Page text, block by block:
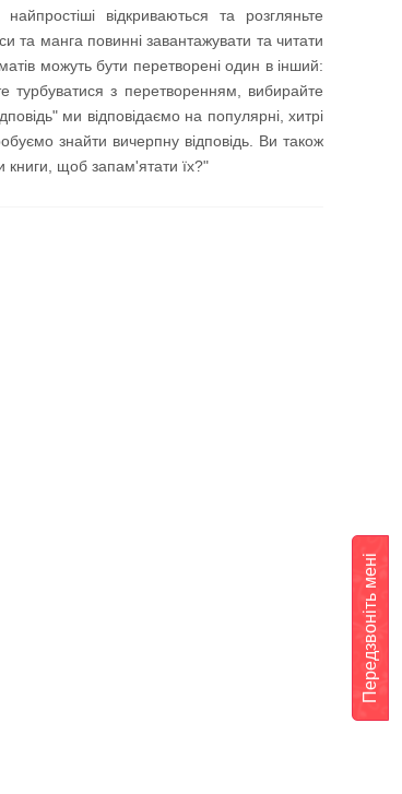
Передзвоніть мені
відкриваються та розгляньте
та манга повинні завантажувати та читати
можуть бути перетворені один в інший:
з перетворенням, вибирайте
ми відповідаємо на популярні, хитрі
знайти вичерпну відповідь. Ви також
книги, щоб запам'ятати їх?"